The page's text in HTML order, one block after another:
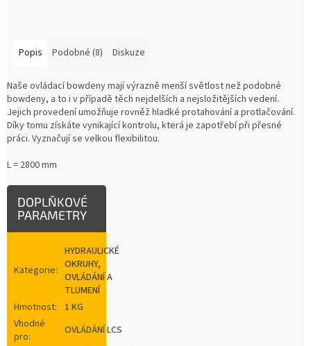
Popis Podobné (8) Diskuze
Naše ovládací bowdeny mají výrazně menší světlost než podobné
bowdeny, a to i v případě těch nejdelších a nejsložitějších vedení.
Jejich provedení umožňuje rovněž hladké protahování a protlačování.
Díky tomu získáte vynikající kontrolu, která je zapotřebí při přesné
práci. Vyznačují se velkou flexibilitou.
L = 2800 mm
DOPLŇKOVÉ
PARAMETRY
Kategorie:
HYDRAULICKÉ
OKRUHY,
OVLÁDÁNÍ A
TLUMENÍ
Hmotnost:
1 KG
Vhodné
pro: OVLÁDÁNÍ LCS